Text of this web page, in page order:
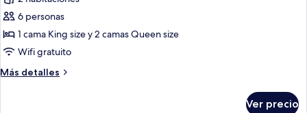
Suite
familiar
(Grand)
6 personas
1 cama King size y 2 camas Queen size
Wifi gratuito
Más detalles
Más
Ver precio